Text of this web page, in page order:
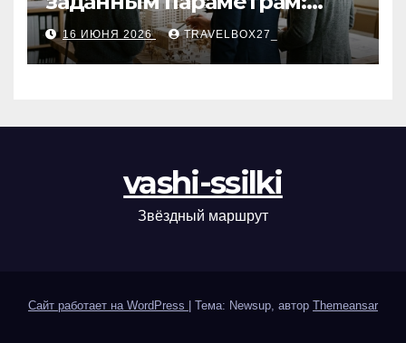
критерии и этапы
16 ИЮНЯ 2026 TRAVELBOX27_
vashi-ssilki
Звёздный маршрут
Сайт работает на WordPress Тема: Newsup, автор Themeansar